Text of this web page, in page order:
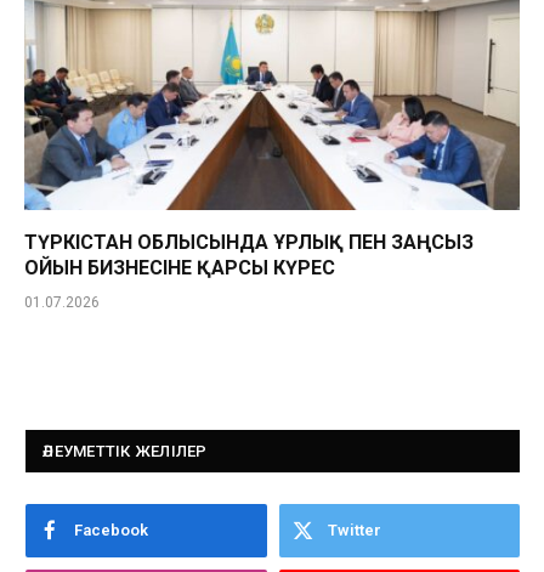
ТҮРКІСТАН ОБЛЫСЫНДА ҰРЛЫҚ ПЕН ЗАҢСЫЗ
ОЙЫН БИЗНЕСІНЕ ҚАРСЫ КҮРЕС
01.07.2026
ӘЛЕУМЕТТІК ЖЕЛІЛЕР
Facebook Twitter